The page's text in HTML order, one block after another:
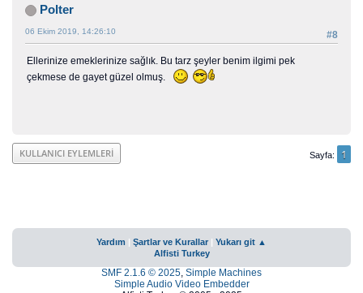
Polter
#8
06 Ekim 2019, 14:26:10
Ellerinize emeklerinize sağlık. Bu tarz şeyler benim ilgimi pek
çekmese de gayet güzel olmuş.
Sayfa 1
KULLANICI EYLEMLERI
Yardım Şartlar ve Kurallar
Yukarı git ▲
Alfisti Turkey
SMF 2.1.6 © 2025, Simple Machines
Simple Audio Video Embedder